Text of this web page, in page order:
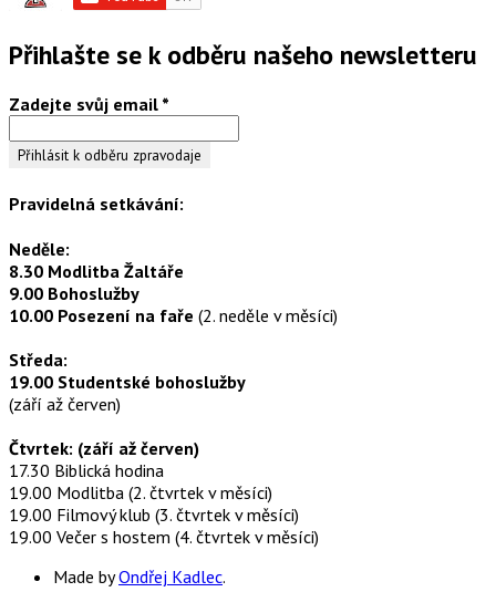
Přihlašte se k odběru našeho newsletteru
Zadejte svůj email *
Pravidelná setkávání:
Neděle:
8.30 Modlitba Žaltáře
9.00 Bohoslužby
10.00 Posezení na faře (2. neděle v měsíci)
Středa:
19.00 Studentské bohoslužby
(září až červen)
Čtvrtek: (září až červen)
17.30 Biblická hodina
19.00 Modlitba (2. čtvrtek v měsíci)
19.00 Filmový klub (3. čtvrtek v měsíci)
19.00 Večer s hostem (4. čtvrtek v měsíci)
Made byOndřej Kadlec.